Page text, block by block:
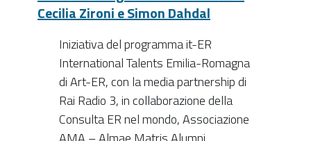
Cecilia Zironi e Simon Dahdal
Iniziativa del programma it-ER
International Talents Emilia-Romagna
di Art-ER, con la media partnership di
Rai Radio 3, in collaborazione della
Consulta ER nel mondo, Associazione